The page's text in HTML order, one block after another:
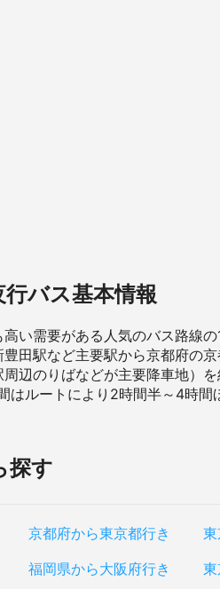
バス基本情報
い需要がある人気のバス路線
田駅など主要駅から京都府の
辺のりばなどが主要降車地）
ルートにより2時間半～4時間
探す
京都府から東京都行き
福岡県から大阪府行き